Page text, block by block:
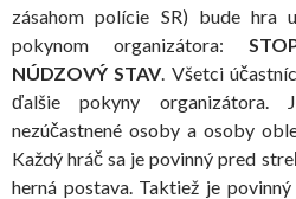
zásahom polície SR) bude hra
pokynom organizátora:
NÚDZOVÝ STAV. Všetci
ďalšie pokyny organizátora.
nezúčastnené osoby a osoby
Každý hráč sa je povinný pred
herná postava. Taktiež je